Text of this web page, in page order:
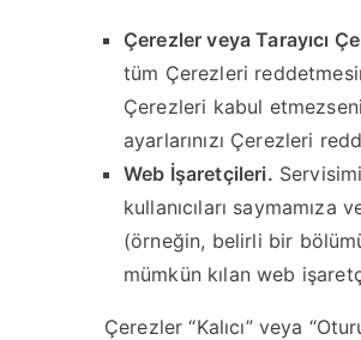
Çerezler veya Tarayıcı
tüm Çerezleri
Çerezleri kabul
ayarlarınızı Çerezleri
Web İşaretçileri.
kullanıcıları
(örneğin, belirli bir
mümkün kılan web
Çerezler “Kalıcı” veya